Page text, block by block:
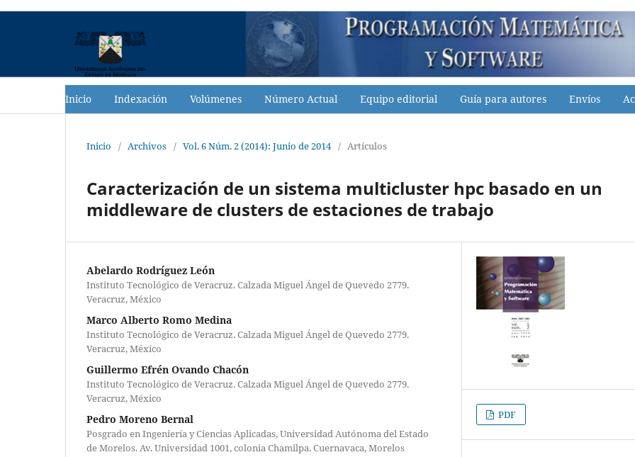
Inicio Indexación Volúmenes Número Actual Equipo editorial Guía para autores Envíos
Inicio / Archivos / Vol. 6 Núm. 2 (2014): Junio de 2014 / Artículos
Caracterización de un sistema multicluster hpc basado en un
middleware de clusters de estaciones de trabajo
Abelardo Rodríguez León
Instituto Tecnológico de Veracruz. Calzada Miguel Ángel de Quevedo 2779.
Veracruz, México
Marco Alberto Romo Medina
Instituto Tecnológico de Veracruz. Calzada Miguel Ángel de Quevedo 2779.
Veracruz, México
Guillermo Efrén Ovando Chacón
Instituto Tecnológico de Veracruz. Calzada Miguel Ángel de Quevedo 2779.
Veracruz, México
Pedro Moreno Bernal
Posgrado en Ingeniería y Ciencias Aplicadas, Universidad Autónoma del Estado
de Morelos. Av. Universidad 1001, colonia Chamilpa. Cuernavaca, Morelos
PDF